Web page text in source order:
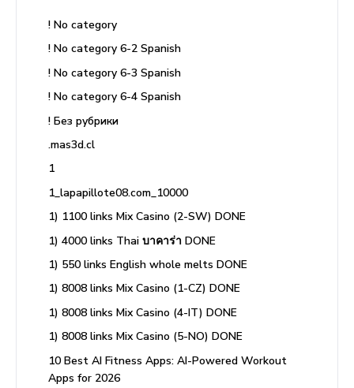
! No category
! No category 6-2 Spanish
! No category 6-3 Spanish
! No category 6-4 Spanish
! Без рубрики
.mas3d.cl
1
1_lapapillote08.com_10000
1) 1100 links Mix Casino (2-SW) DONE
1) 4000 links Thai บาคาร่า DONE
1) 550 links English whole melts DONE
1) 8008 links Mix Casino (1-CZ) DONE
1) 8008 links Mix Casino (4-IT) DONE
1) 8008 links Mix Casino (5-NO) DONE
10 Best AI Fitness Apps: AI-Powered Workout
Apps for 2026